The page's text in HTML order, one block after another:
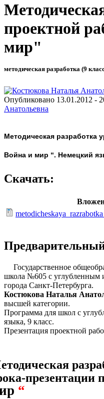
проектной
мир"
методическая разработка (9
Опубликовано 13.01.2012 -
Анатольевна
Методическая разработка
Война и мир “. Немецкий
Скачать:
Государственное
школа №605 с углубленным
города Санкт-Петербурга.
Костюкова Наталья
высшей категории.
Программа для школ с
языка, 9 класс.
Презентация проектной
презентации
“